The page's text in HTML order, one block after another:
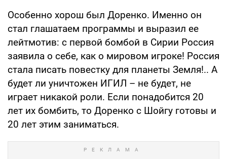
Особенно хорош был Доренко. Именно он
стал глашатаем программы и выразил ее
лейтмотив: с первой бомбой в Сирии Россия
заявила о себе, как о мировом игроке! Россия
стала писать повестку для планеты Земля!.. А
будет ли уничтожен ИГИЛ – не будет, не
играет никакой роли. Если понадобится 20
лет их бомбить, то Доренко с Шойгу готовы и
20 лет этим заниматься.